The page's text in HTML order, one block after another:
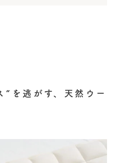
”を逃がす、天然ウー